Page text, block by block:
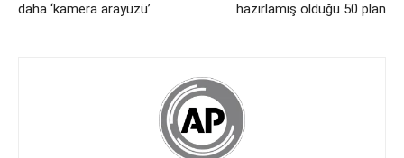
daha ‘kamera arayüzü’
hazırlamış olduğu 50 plan